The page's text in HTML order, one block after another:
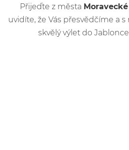
Přijeďte z města
uvidíte, že Vás přesvědčíme a
skvělý výlet do